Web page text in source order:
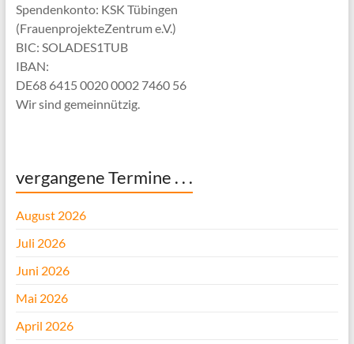
Spendenkonto: KSK Tübingen
(FrauenprojekteZentrum e.V.)
BIC: SOLADES1TUB
IBAN:
DE68 6415 0020 0002 7460 56
Wir sind gemeinnützig.
vergangene Termine . . .
August 2026
Juli 2026
Juni 2026
Mai 2026
April 2026